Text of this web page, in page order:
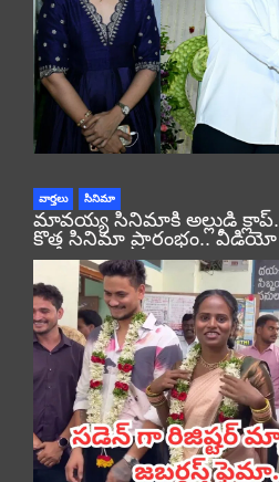
వార్తలు సినిమా
మావయ్య సినిమాకి అల్లుడి
కొత్త సినిమా ప్రారంభం.. వీడియో